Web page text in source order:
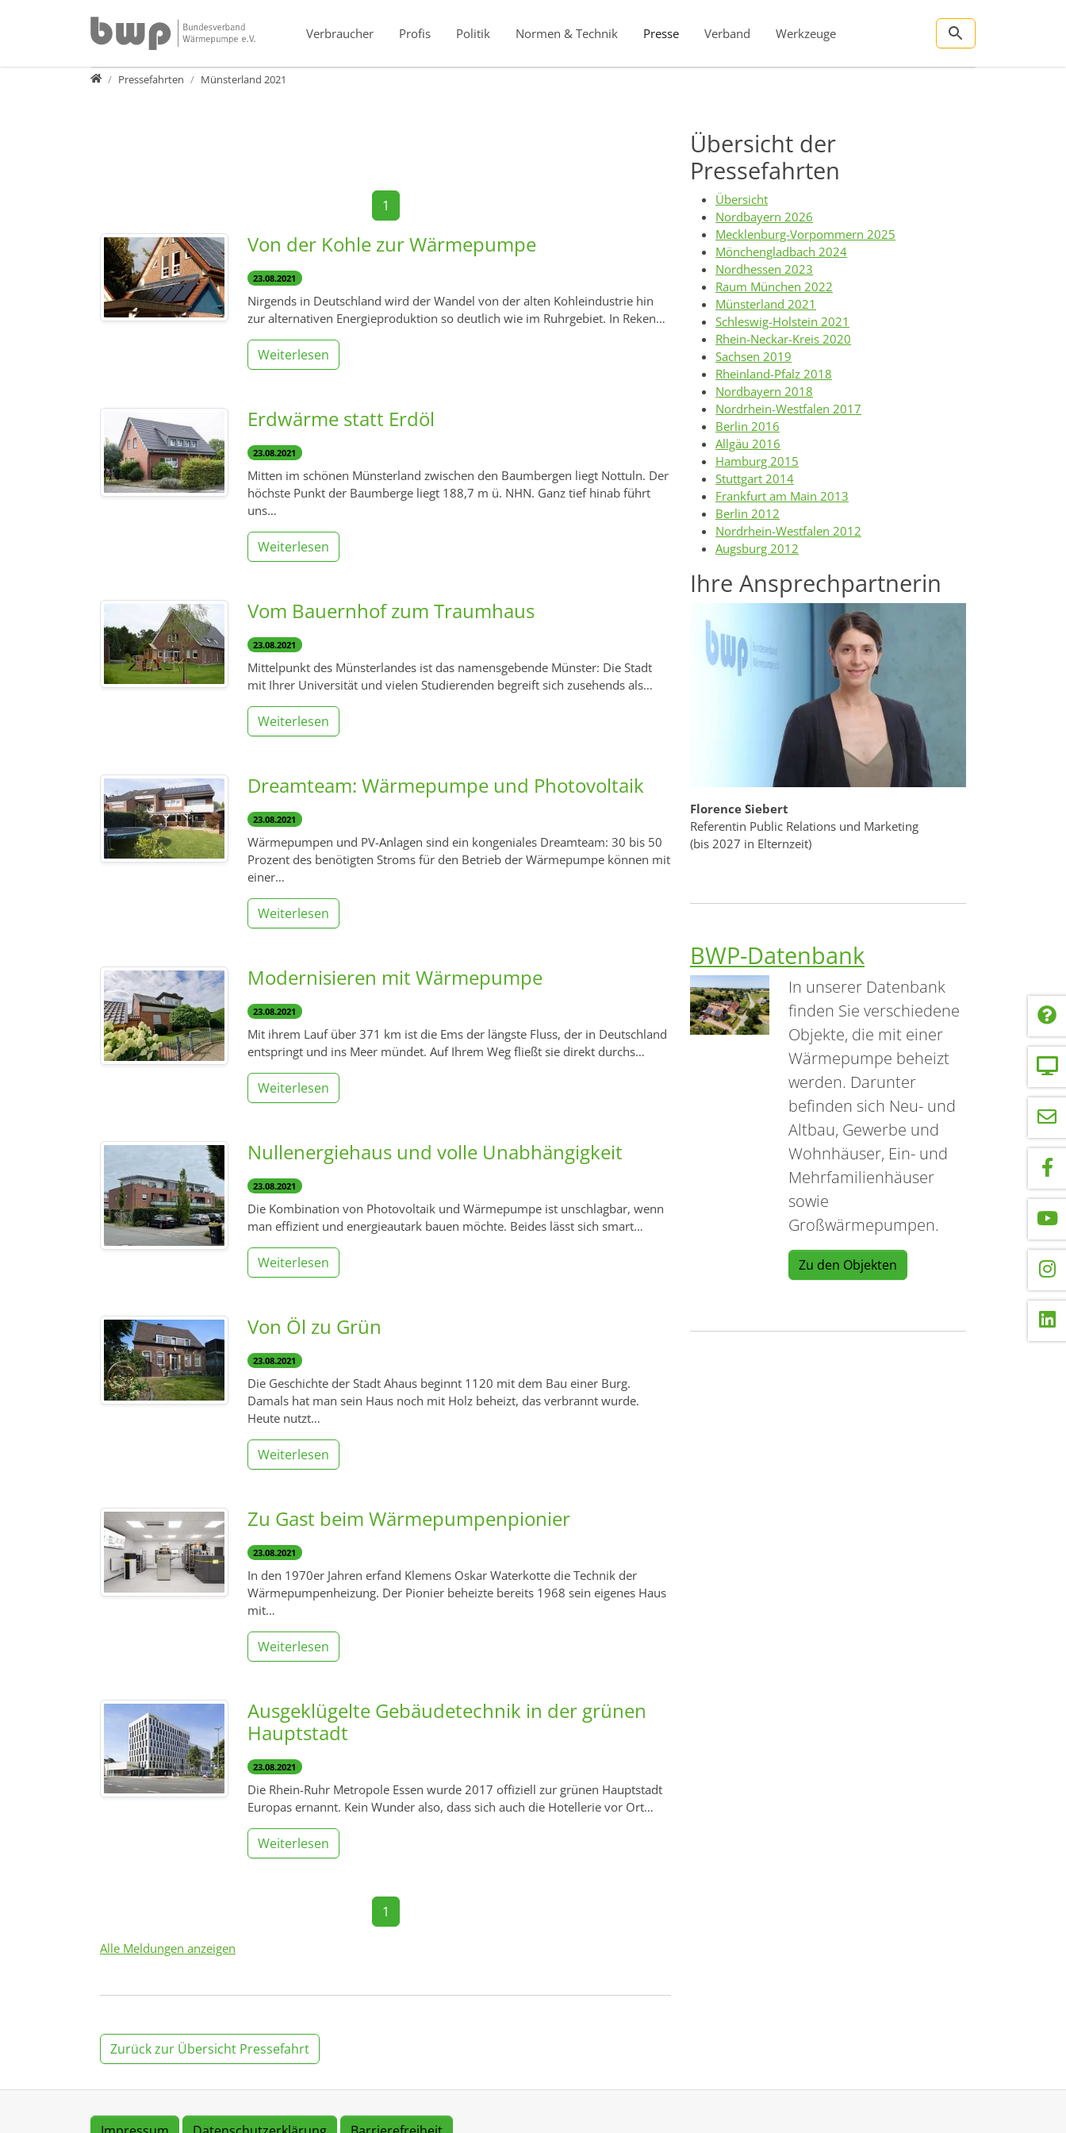
Verbraucher
Profis Politik Normen & Technik Presse Verband Werkzeuge
PressePressefahrten Münsterland 2021
1
Von der Kohle zur Wärmepumpe
23.08.2021
Nirgends in Deutschland wird der Wandel von der alten Kohleindustrie hin
zur alternativen Energieproduktion so deutlich wie im Ruhrgebiet. In Reken…
Weiterlesen
Erdwärme statt Erdöl
23.08.2021
Mitten im schönen Münsterland zwischen den Baumbergen liegt Nottuln. Der
höchste Punkt der Baumberge liegt 188,7 m ü. NHN. Ganz tief hinab führt
uns…
Weiterlesen
Vom Bauernhof zum Traumhaus
23.08.2021
Mittelpunkt des Münsterlandes ist das namensgebende Münster: Die Stadt
mit Ihrer Universität und vielen Studierenden begreift sich zusehends als…
Weiterlesen
Dreamteam: Wärmepumpe und Photovoltaik
23.08.2021
Wärmepumpen und PV-Anlagen sind ein kongeniales Dreamteam: 30 bis 50
Prozent des benötigten Stroms für den Betrieb der Wärmepumpe können mit
einer…
Weiterlesen
Modernisieren mit Wärmepumpe
23.08.2021
Mit ihrem Lauf über 371 km ist die Ems der längste Fluss, der in Deutschland
entspringt und ins Meer mündet. Auf Ihrem Weg fließt sie direkt durchs…
Weiterlesen
Nullenergiehaus und volle Unabhängigkeit
23.08.2021
Die Kombination von Photovoltaik und Wärmepumpe ist unschlagbar, wenn
man effizient und energieautark bauen möchte. Beides lässt sich smart…
Weiterlesen
Von Öl zu Grün
23.08.2021
Die Geschichte der Stadt Ahaus beginnt 1120 mit dem Bau einer Burg.
Damals hat man sein Haus noch mit Holz beheizt, das verbrannt wurde.
Heute nutzt…
Weiterlesen
Zu Gast beim Wärmepumpenpionier
23.08.2021
In den 1970er Jahren erfand Klemens Oskar Waterkotte die Technik der
Wärmepumpenheizung. Der Pionier beheizte bereits 1968 sein eigenes Haus
mit…
Weiterlesen
Ausgeklügelte Gebäudetechnik in der grünen
Hauptstadt
23.08.2021
Die Rhein-Ruhr Metropole Essen wurde 2017 offiziell zur grünen Hauptstadt
Europas ernannt. Kein Wunder also, dass sich auch die Hotellerie vor Ort…
Weiterlesen
1
Alle Meldungen anzeigen
Zurück zur Übersicht Pressefahrt
Übersicht der
Pressefahrten
Übersicht
Nordbayern 2026
Mecklenburg-Vorpommern 2025
Mönchengladbach 2024
Nordhessen 2023
Raum München 2022
Münsterland 2021
Schleswig-Holstein 2021
Rhein-Neckar-Kreis 2020
Sachsen 2019
Rheinland-Pfalz 2018
Nordbayern 2018
Nordrhein-Westfalen 2017
Berlin 2016
Allgäu 2016
Hamburg 2015
Stuttgart 2014
Frankfurt am Main 2013
Berlin 2012
Nordrhein-Westfalen 2012
Augsburg 2012
Ihre Ansprechpartnerin
Florence Siebert
Referentin Public Relations und Marketing
(bis 2027 in Elternzeit)
BWP-Datenbank
In unserer Datenbank
finden Sie verschiedene
Objekte, die mit einer
Wärmepumpe beheizt
werden. Darunter
befinden sich Neu- und
Altbau, Gewerbe und
Wohnhäuser, Ein- und
Mehrfamilienhäuser
sowie
Großwärmepumpen.
Zu den Objekten